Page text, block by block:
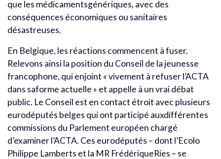
que les médicamentsgénériques, avec des
conséquences économiques ou sanitaires
désastreuses.
En Belgique, les réactions commencent à fuser.
Relevons ainsi la position du Conseil de la jeunesse
francophone, qui enjoint « vivement à refuser l’ACTA
dans saforme actuelle » et appelle à un vrai débat
public. Le Conseil est en contact étroit avec plusieurs
eurodéputés belges qui ont participé auxdifférentes
commissions du Parlement européen chargé
d’examiner l’ACTA. Ces eurodéputés – dont l’Ecolo
Philippe Lamberts et la MR FrédériqueRies – se